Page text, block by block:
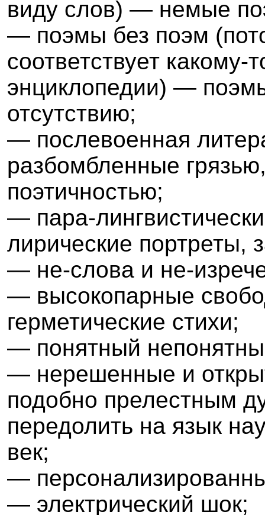
виду слов) — немые
— поэмы без поэм
соответствует
энциклопедии) —
отсутствию;
— послевоенная
разбомбленные
поэтичностью;
— пара-
лирические портреты,
— не-слова и не-
— высокопарные
герметические стихи;
— понятный
— нерешенные и
подобно прелестным
передолить на язык
век;
—
— электрический шок;